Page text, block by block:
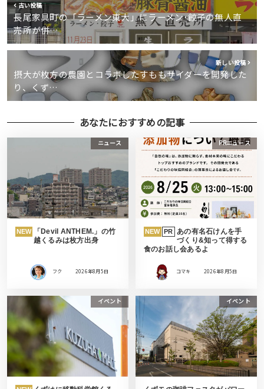
古い投稿
長尾家具町の「ラーメン東大」にラーメン･餃子の無人直
売所が併…
新しい投稿
摂大が枚方の農園とコラボしたすももサイダーを開発した
り、くず…
あなたにおすすめの記事
ニュース
NEW
「Devil ANTHEM.」の竹
越くるみは枚方出身
フク 2026年8月5日
PRニュース
NEW PR
あの有名石けんを手
づくり&知って得する
食のお話し会あるよ
コマキ 2026年8月5日
イベント イベント